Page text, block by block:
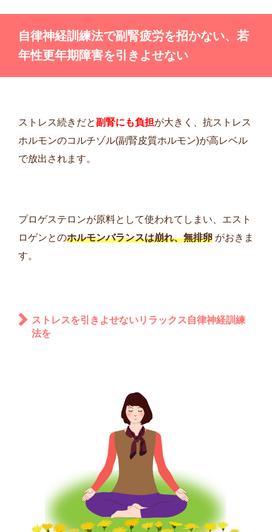
自律神経訓練法で副腎疲労を招かない、若
年性更年期障害を引きよせない
ストレス続きだと副腎にも負担が大きく、抗ストレス
ホルモンのコルチゾル(副腎皮質ホルモン)が高レベル
で放出されます。
プロゲステロンが原料として使われてしまい、エスト
ロゲンとのホルモンバランスは崩れ、無排卵 がおきま
す。
ストレスを引きよせないリラックス自律神経訓練
法を